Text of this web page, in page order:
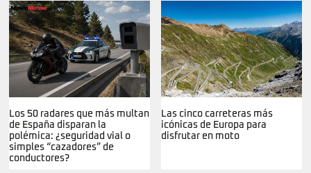
Los 50 radares que más multan
de España disparan la
polémica: ¿seguridad vial o
simples “cazadores” de
conductores?
Las cinco carreteras más
icónicas de Europa para
disfrutar en moto